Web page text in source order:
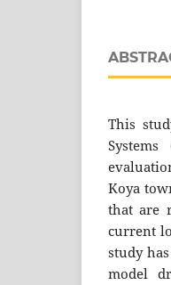
This
Koya
that are
current
study
model